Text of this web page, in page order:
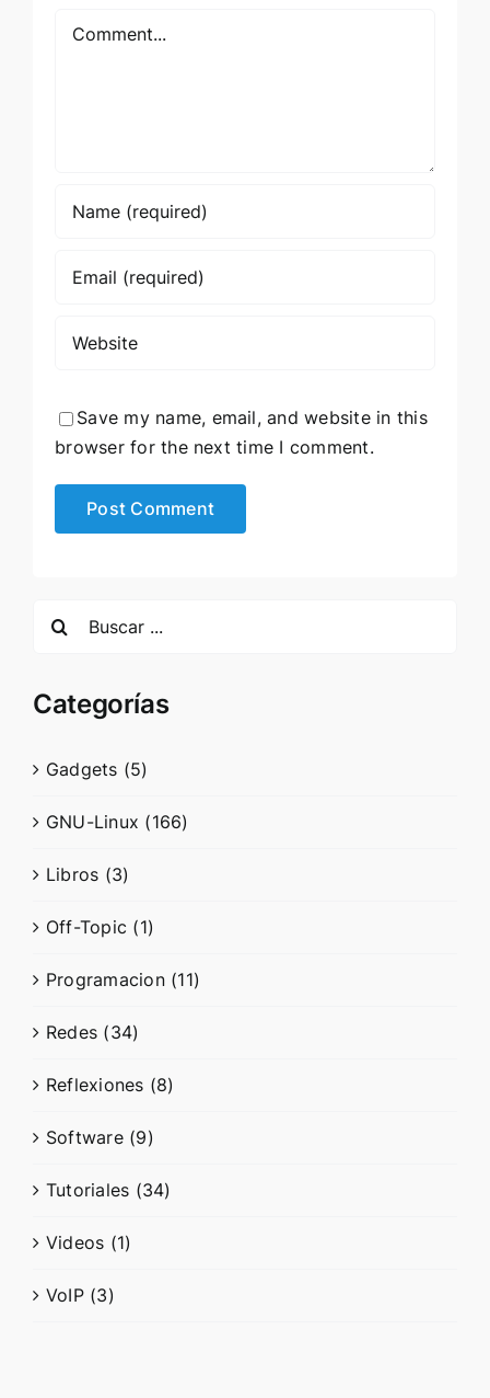
Comment
Save my name, email, and website in this
browser for the next time I comment.
Categorías
Gadgets (5)
GNU-Linux (166)
Libros (3)
Off-Topic (1)
Programacion (11)
Redes (34)
Reflexiones (8)
Software (9)
Tutoriales (34)
Videos (1)
VoIP (3)